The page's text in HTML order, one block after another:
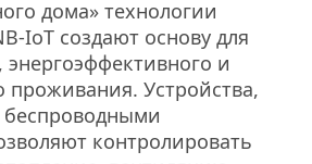
дома» технологии
IoT создают основу для
энергоэффективного и
проживания. Устройства,
контролировать